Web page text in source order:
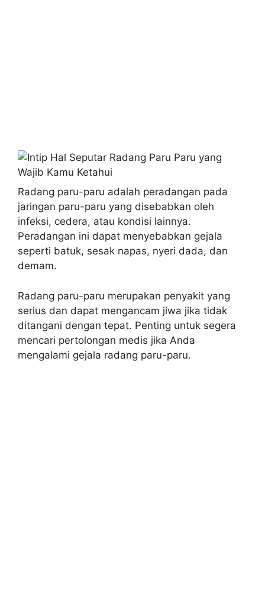
Radang paru-paru adalah peradangan pada
jaringan paru-paru yang disebabkan oleh
infeksi, cedera, atau kondisi lainnya.
Peradangan ini dapat menyebabkan gejala
seperti batuk, sesak napas, nyeri dada, dan
demam.
Radang paru-paru merupakan penyakit yang
serius dan dapat mengancam jiwa jika tidak
ditangani dengan tepat. Penting untuk segera
mencari pertolongan medis jika Anda
mengalami gejala radang paru-paru.